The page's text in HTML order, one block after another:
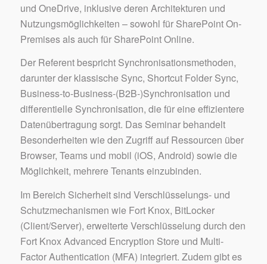
und OneDrive, inklusive deren Architekturen und
Nutzungsmöglichkeiten – sowohl für SharePoint On-
Premises als auch für SharePoint Online.
Der Referent bespricht Synchronisationsmethoden,
darunter der klassische Sync, Shortcut Folder Sync,
Business-to-Business-(B2B-)Synchronisation und
differentielle Synchronisation, die für eine effizientere
Datenübertragung sorgt. Das Seminar behandelt
Besonderheiten wie den Zugriff auf Ressourcen über
Browser, Teams und mobil (iOS, Android) sowie die
Möglichkeit, mehrere Tenants einzubinden.
Im Bereich Sicherheit sind Verschlüsselungs- und
Schutzmechanismen wie Fort Knox, BitLocker
(Client/Server), erweiterte Verschlüsselung durch den
Fort Knox Advanced Encryption Store und Multi-
Factor Authentication (MFA) integriert. Zudem gibt es